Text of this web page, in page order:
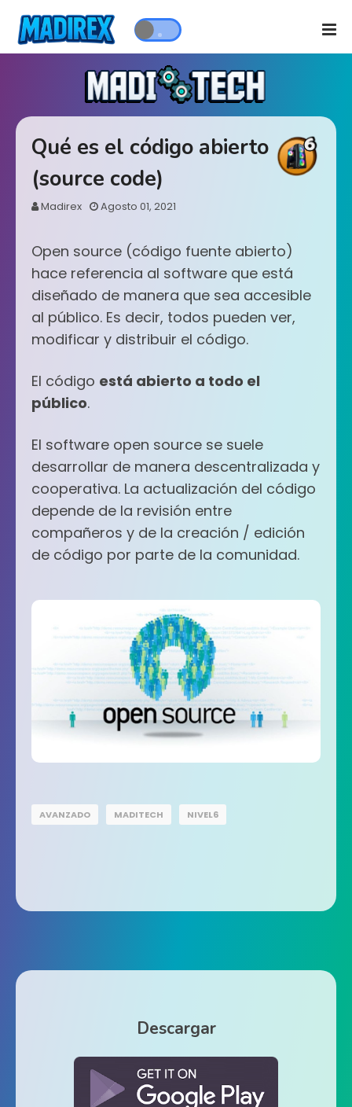
Qué es el código abierto
(source code)
Madirex Agosto 01, 2021
Open source (código fuente abierto)
hace referencia al software que está
diseñado de manera que sea accesible
al público. Es decir, todos pueden ver,
modificar y distribuir el código.
El código está abierto a todo el
público.
El software open source se suele
desarrollar de manera descentralizada y
cooperativa. La actualización del código
depende de la revisión entre
compañeros y de la creación / edición
de código por parte de la comunidad.
AVANZADO MADITECH NIVEL6
Descargar